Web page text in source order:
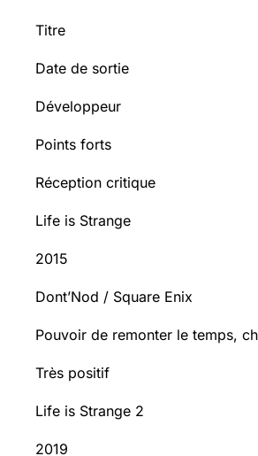
Titre
Date de sortie
Développeur
Points forts
Réception critique
Life is Strange
2015
Dont’Nod / Square Enix
Pouvoir de remonter le temps,
Très positif
Life is Strange 2
2019